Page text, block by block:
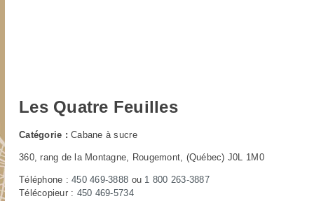
Les Quatre Feuilles
Catégorie : Cabane à sucre
360, rang de la Montagne, Rougemont, (Québec) J0L 1M0
Téléphone :450 469-3888 ou 1 800 263-3887
Télécopieur : 450 469-5734